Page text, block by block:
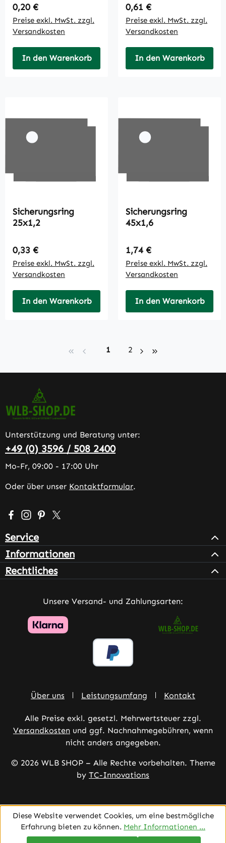
Regulärer Preis:
0,20 €
Preise exkl. MwSt. zzgl.
Versandkosten
In den Warenkorb
Regulärer Preis:
0,61 €
Preise exkl. MwSt. zzgl.
Versandkosten
In den Warenkorb
Sicherungsring
25x1,2
Regulärer Preis:
0,33 €
Preise exkl. MwSt. zzgl.
Versandkosten
In den Warenkorb
Sicherungsring
45x1,6
Regulärer Preis:
1,74 €
Preise exkl. MwSt. zzgl.
Versandkosten
In den Warenkorb
Seite
1 Seite
2
Unterstützung und Beratung unter:
+49 (0) 3596 / 508 2400
Mo-Fr, 09:00 - 17:00 Uhr
Oder über unser Kontaktformular.
Besuche uns auf Facebook – öffnet in neuem Tab
Schau auf Instagram vorbei – öffnet in neuem Tab
Lass dich auf Pinterest inspirieren – öffnet in
Folge uns auf X – öffnet in neuem Tab
Service
Informationen
Rechtliches
Unsere Versand- und Zahlungsarten:
Über uns Leistungsumfang Kontakt
Alle Preise exkl. gesetzl. Mehrwertsteuer zzgl.
Versandkosten und ggf. Nachnahmegebühren, wenn
nicht anders angegeben.
© 2026 WLB SHOP – Alle Rechte vorbehalten. Theme
by TC-Innovations
Diese Website verwendet Cookies, um eine bestmögliche
Erfahrung bieten zu können. Mehr Informationen ...